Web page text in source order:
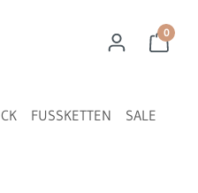
0
FUSSKETTEN
SALE